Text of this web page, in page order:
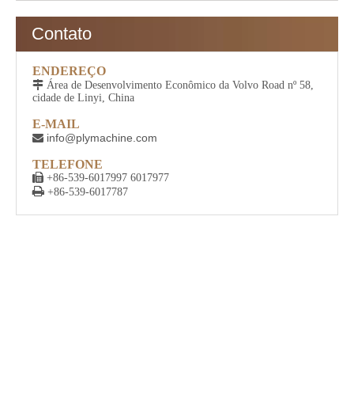
Contato
ENDEREÇO
 Área de Desenvolvimento Econômico da Volvo Road nº 58,
cidade de Linyi, China
E-MAIL
 info@plymachine.com
TELEFONE
 +86-539-6017997 6017977
 +86-539-6017787